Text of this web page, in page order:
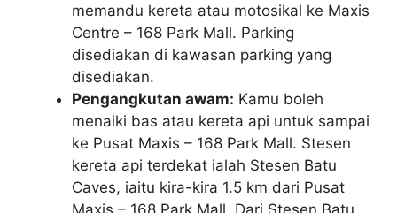
memandu kereta atau motosikal ke Maxis
Centre – 168 Park Mall. Parking
disediakan di kawasan parking yang
disediakan.
Pengangkutan awam: Kamu boleh
menaiki bas atau kereta api untuk sampai
ke Pusat Maxis – 168 Park Mall. Stesen
kereta api terdekat ialah Stesen Batu
Caves, iaitu kira-kira 1.5 km dari Pusat
Maxis – 168 Park Mall. Dari Stesen Batu